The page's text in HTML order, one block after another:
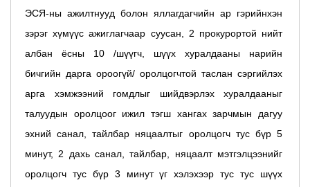
ЭСЯ-ны ажилтнууд болон яллагдагчийн ар гэрийнхэн
зэрэг хүмүүс ажиглагчаар суусан, 2 прокурортой нийт
албан ёсны 10 /шүүгч, шүүх хуралдааны нарийн
бичгийн дарга ороогүй/ оролцогчтой таслан сэргийлэх
арга хэмжээний гомдлыг шийдвэрлэх хуралдааныг
талуудын оролцоог ижил тэгш хангах зарчмын дагуу
эхний санал, тайлбар няцаалтыг оролцогч тус бүр 5
минут, 2 дахь санал, тайлбар, няцаалт мэтгэлцээнийг
оролцогч тус бүр 3 минут үг хэлэхээр тус тус шүүх